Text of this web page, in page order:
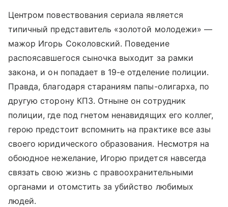
Центром повествования сериала является
типичный представитель «золотой молодежи» —
мажор Игорь Соколовский. Поведение
распоясавшегося сыночка выходит за рамки
закона, и он попадает в 19-е отделение полиции.
Правда, благодаря стараниям папы-олигарха, по
другую сторону КПЗ. Отныне он сотрудник
полиции, где под гнетом ненавидящих его коллег,
герою предстоит вспомнить на практике все азы
своего юридического образования. Несмотря на
обоюдное нежелание, Игорю придется навсегда
связать свою жизнь с правоохранительными
органами и отомстить за убийство любимых
людей.